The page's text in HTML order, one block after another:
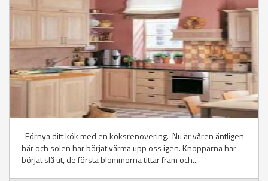
Förnya ditt kök med en köksrenovering. Nu är våren äntligen
här och solen har börjat värma upp oss igen. Knopparna har
börjat slå ut, de första blommorna tittar fram och...